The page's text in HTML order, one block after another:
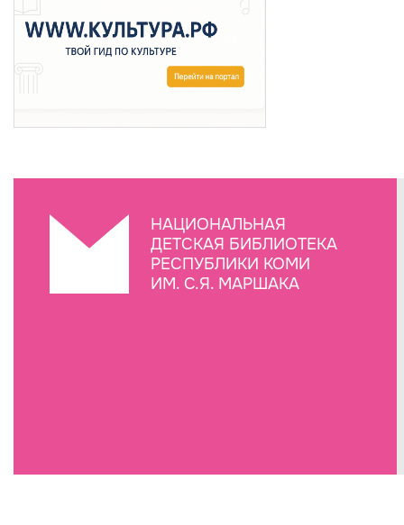
НАЦИОНАЛЬНАЯ
ДЕТСКАЯ БИБЛИОТЕКА
РЕСПУБЛИКИ КОМИ
ИМ. С.Я. МАРШАКА